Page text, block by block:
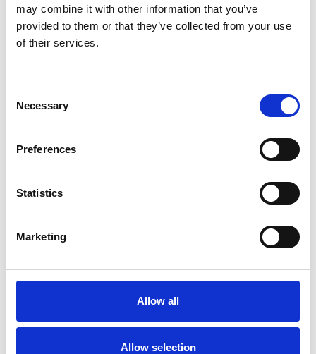
may combine it with other information that you’ve
provided to them or that they’ve collected from your use
of their services.
Selection
Necessary
Preferences
Statistics
Marketing
Allow all
Allow selection
7 Agosto 2026
Repubblica Ceca
La Škoda avvia la produzione del suo SUV Peaq